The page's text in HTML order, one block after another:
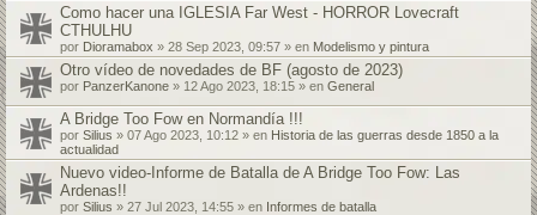
Como hacer una IGLESIA Far West - HORROR Lovecraft
CTHULHU
por Dioramabox » 28 Sep 2023, 09:57 » en Modelismo y pintura
Otro vídeo de novedades de BF (agosto de 2023)
por PanzerKanone » 12 Ago 2023, 18:15 » en General
A Bridge Too Fow en Normandía !!!
por Silius » 07 Ago 2023, 10:12 » en Historia de las guerras desde 1850 a la
actualidad
Nuevo video-Informe de Batalla de A Bridge Too Fow: Las
Ardenas!!
por Silius » 27 Jul 2023, 14:55 » en Informes de batalla